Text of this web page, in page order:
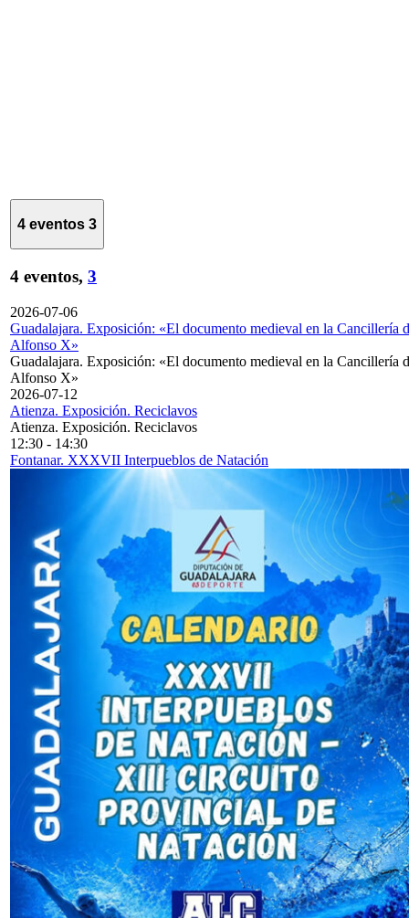
4 eventos 3
4 eventos, 3
2026-07-06
Guadalajara. Exposición: «El documento medieval en la Cancillería
Alfonso X»
Guadalajara. Exposición: «El documento medieval en la Cancillería
Alfonso X»
2026-07-12
Atienza. Exposición. Reciclavos
Atienza. Exposición. Reciclavos
12:30 - 14:30
Fontanar. XXXVII Interpueblos de Natación